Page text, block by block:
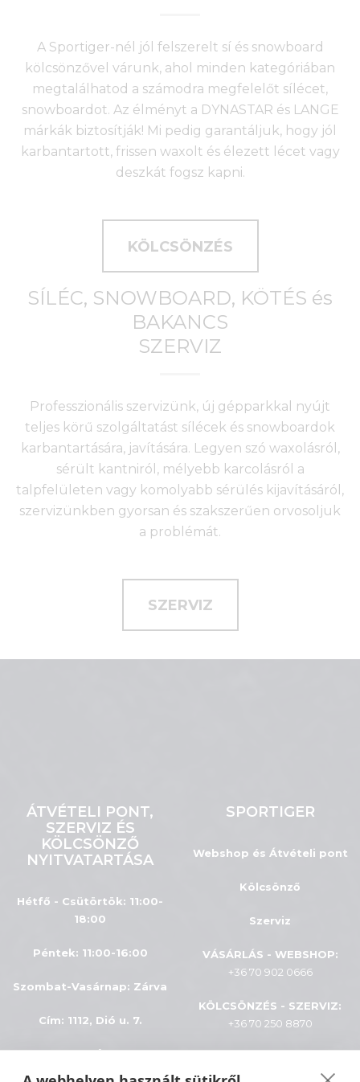
A Sportiger-nél jól felszerelt sí és snowboard
kölcsönzővel várunk, ahol minden kategóriában
megtalálhatod a számodra megfelelőt sílécet,
snowboardot. Az élményt a DYNASTAR és LANGE
márkák biztosítják! Mi pedig garantáljuk, hogy jól
karbantartott, frissen waxolt és élezett lécet vagy
deszkát fogsz kapni.
KÖLCSÖNZÉS
SÍLÉC, SNOWBOARD, KÖTÉS és
BAKANCS
SZERVIZ
Professzionális szervizünk, új gépparkkal nyújt
teljes körű szolgáltatást sílécek és snowboardok
karbantartására, javítására. Legyen szó waxolásról,
sérült kantniról, mélyebb karcolásról a
talpfelületen vagy komolyabb sérülés kijavításáról,
szervizünkben gyorsan és szakszerűen orvosoljuk
a problémát.
SZERVIZ
ÁTVÉTELI PONT,
SZERVIZ ÉS
KÖLCSÖNZŐ
NYITVATARTÁSA
Hétfő - Csütörtök: 11:00-
18:00
Péntek: 11:00-16:00
Szombat-Vasárnap: Zárva
Cím: 1112, Dió u. 7.
SPORTIGER
Webshop és Átvételi pont
Kölcsönző
Szerviz
VÁSÁRLÁS - WEBSHOP:
+36 70 902 0666
KÖLCSÖNZÉS - SZERVIZ:
+36 70 250 8870